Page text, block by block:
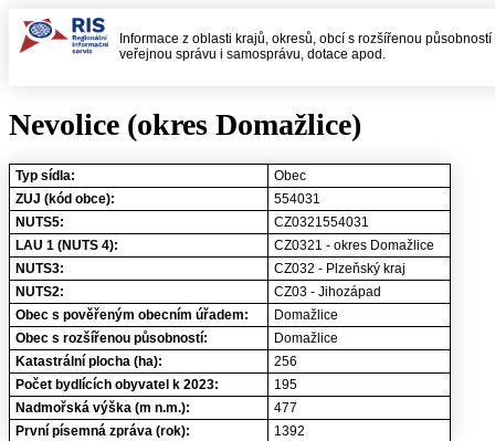
Informace z oblasti krajů, okresů, obcí s rozšířenou
veřejnou správu i samosprávu, dotace apod.
Nevolice (okres Domažlice)
Typ sídla:
Obec
ZUJ (kód obce):
554031
NUTS5:
CZ0321554031
LAU 1 (NUTS 4):
CZ0321 - okres Domažlice
NUTS3:
CZ032 - Plzeňský kraj
NUTS2:
CZ03 - Jihozápad
Obec s pověřeným obecním úřadem:
Domažlice
Obec s rozšířenou působností:
Domažlice
Katastrální plocha (ha):
256
Počet bydlících obyvatel k 2023:
195
Nadmořská výška (m n.m.):
477
První písemná zpráva (rok):
1392